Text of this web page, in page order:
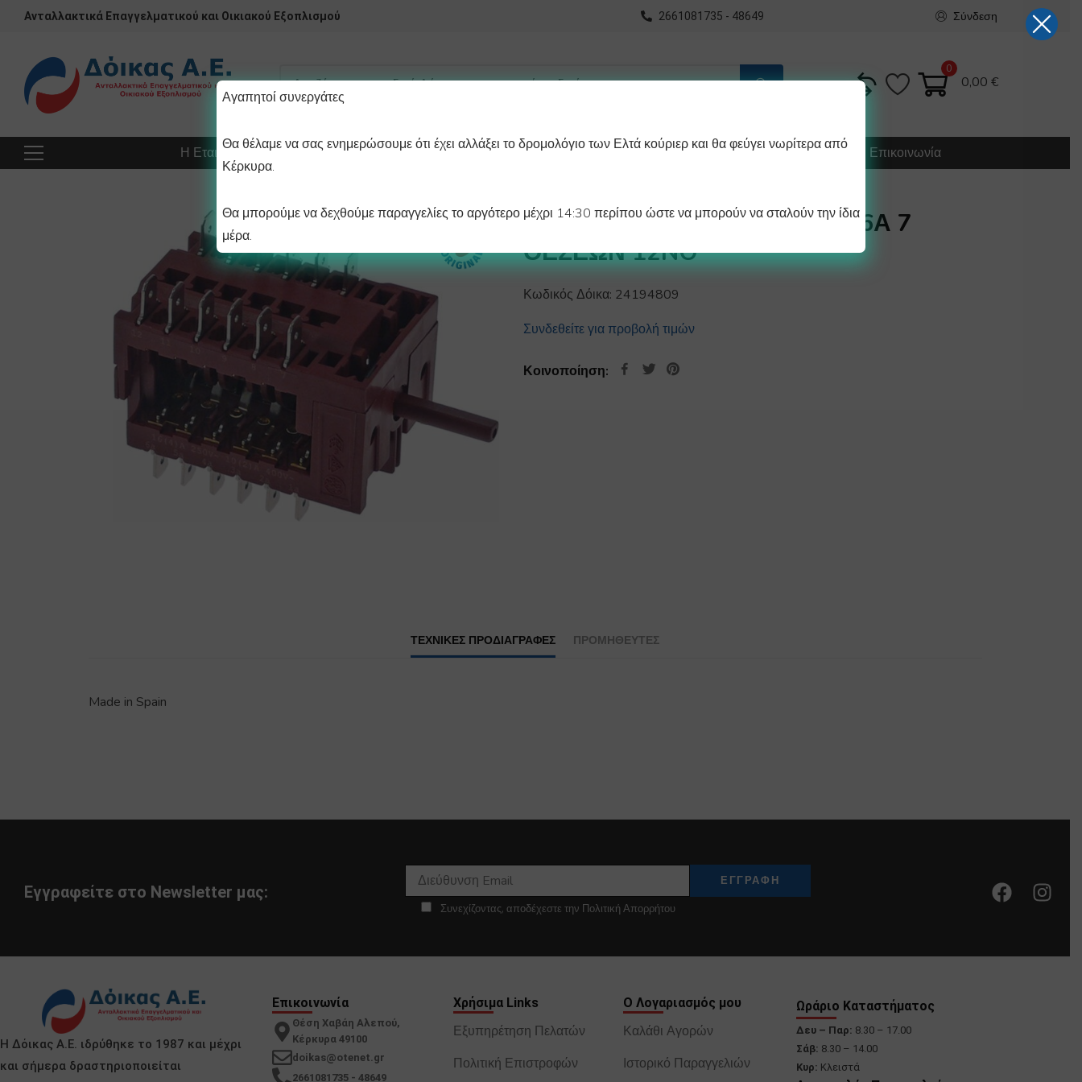
Ανταλλακτικά Επαγγελματικού και Οικιακού Εξοπλισμού 2661081735 - 48649 Σύνδεση
0
0,00€
Η Εταιρεία Προϊόντα Προχωρημένη Αναζήτηση Διαγράμματα Λάστιχα Ψυγείου Κατασκευή Οδηγίες Επικοινωνία
ΔΙΑΚΟΠΤΗΣ ΕΠΙΛΟΓΗΣ 0-6 16Α 7
ΘΕΣΕΩΝ 12NO
Κωδικός Δόικα: 24194809
Συνδεθείτε για προβολή τιμών
Κοινοποίηση:
ΤΕΧΝΙΚΕΣ ΠΡΟΔΙΑΓΡΑΦΕΣ ΠΡΟΜΗΘΕΥΤΕΣ
Made in Spain
Εγγραφείτε στο Newsletter μας:
Συνεχίζοντας, αποδέχεστε την Πολιτική Απορρήτου
Η Δόικας Α.Ε. ιδρύθηκε το 1987 και μέχρι
και σήμερα δραστηριοποιείται
Επικοινωνία
Θέση Χαβάη Αλεπού,
Κέρκυρα 49100
doikas@otenet.gr
2661081735 - 48649
Χρήσιμα Links
Εξυπηρέτηση Πελατών
Πολιτική Επιστροφών
Ο Λογαριασμός μου
Καλάθι Αγορών
Ιστορικό Παραγγελιών
Ωράριο Καταστήματος
Δευ – Παρ: 8.30 – 17.00
Σάβ: 8.30 – 14.00
Κυρ: Κλειστά
Αγαπητοί συνεργάτες
Θα θέλαμε να σας ενημερώσουμε ότι έχει αλλάξει το δρομολόγιο των Ελτά κούριερ και θα φεύγει νωρίτερα από
Κέρκυρα.
Θα μπορούμε να δεχθούμε παραγγελίες το αργότερο μέχρι 14:30 περίπου ώστε να μπορούν να σταλούν την ίδια
μέρα.